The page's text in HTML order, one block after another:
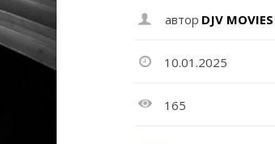
автор DJV MOVIES
10.01.2025
165